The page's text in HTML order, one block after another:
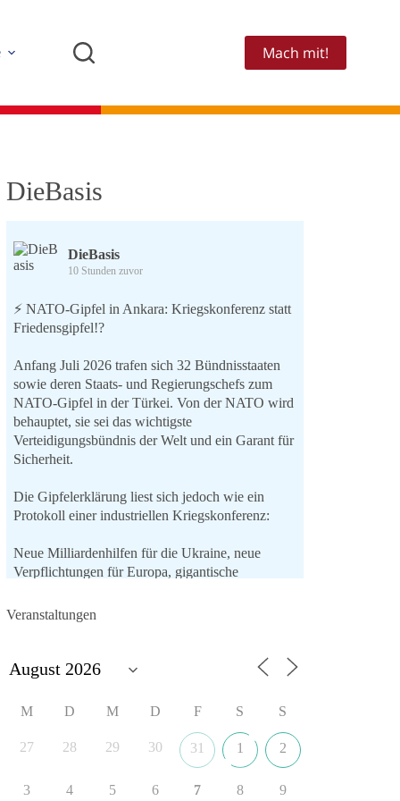
Mach mit!
DieBasis
DieBasis
10 Stunden zuvor
⚡️ NATO-Gipfel in Ankara: Kriegskonferenz statt
Friedensgipfel!?
Anfang Juli 2026 trafen sich 32 Bündnisstaaten
sowie deren Staats- und Regierungschefs zum
NATO-Gipfel in der Türkei. Von der NATO wird
behauptet, sie sei das wichtigste
Verteidigungsbündnis der Welt und ein Garant für
Sicherheit.
Die Gipfelerklärung liest sich jedoch wie ein
Protokoll einer industriellen Kriegskonferenz:
Neue Milliardenhilfen für die Ukraine, neue
Verpflichtungen für Europa, gigantische
Verteidigungsindustrie, Modernisierung der
Forderung, der Iran dürfe keine Kernwaffe
friedensorientierte Politik?
Veranstaltungen
M D M D F S S
27 28 29 30 31 1 2
3 4 5 6 7 8 9